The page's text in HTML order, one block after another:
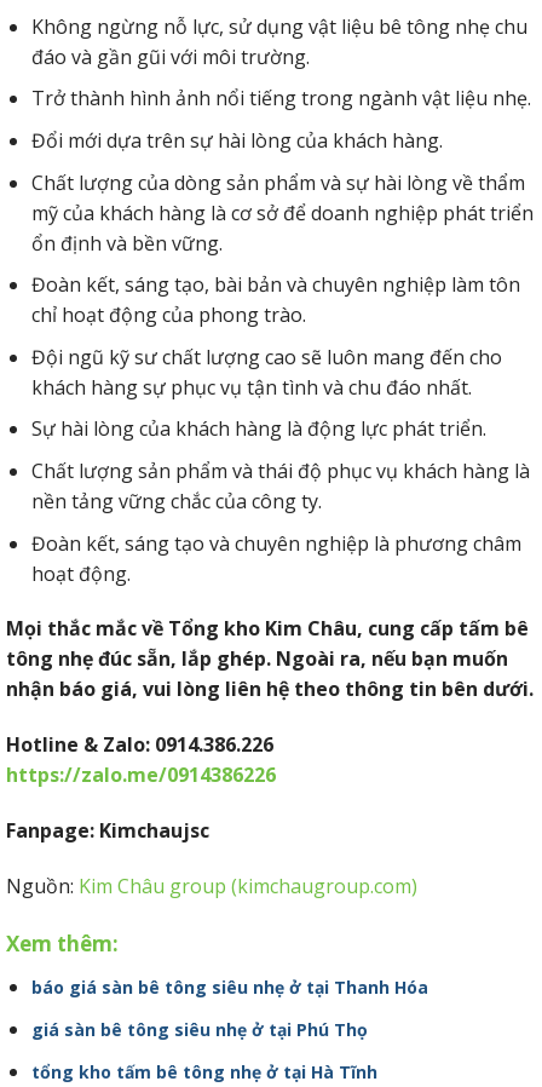
Không ngừng nỗ lực, sử dụng vật liệu bê tông nhẹ chu
đáo và gần gũi với môi trường.
Trở thành hình ảnh nổi tiếng trong ngành vật liệu nhẹ.
Đổi mới dựa trên sự hài lòng của khách hàng.
Chất lượng của dòng sản phẩm và sự hài lòng về thẩm
mỹ của khách hàng là cơ sở để doanh nghiệp phát triển
ổn định và bền vững.
Đoàn kết, sáng tạo, bài bản và chuyên nghiệp làm tôn
chỉ hoạt động của phong trào.
Đội ngũ kỹ sư chất lượng cao sẽ luôn mang đến cho
khách hàng sự phục vụ tận tình và chu đáo nhất.
Sự hài lòng của khách hàng là động lực phát triển.
Chất lượng sản phẩm và thái độ phục vụ khách hàng là
nền tảng vững chắc của công ty.
Đoàn kết, sáng tạo và chuyên nghiệp là phương châm
hoạt động.
Mọi thắc mắc về Tổng kho Kim Châu, cung cấp tấm bê
tông nhẹ đúc sẵn, lắp ghép. Ngoài ra, nếu bạn muốn
nhận báo giá, vui lòng liên hệ theo thông tin bên dưới.
Hotline & Zalo: 0914.386.226
https://zalo.me/0914386226
Fanpage: Kimchaujsc
Nguồn: Kim Châu group (kimchaugroup.com)
Xem thêm:
báo giá sàn bê tông siêu nhẹ ở tại Thanh Hóa
giá sàn bê tông siêu nhẹ ở tại Phú Thọ
tổng kho tấm bê tông nhẹ ở tại Hà Tĩnh